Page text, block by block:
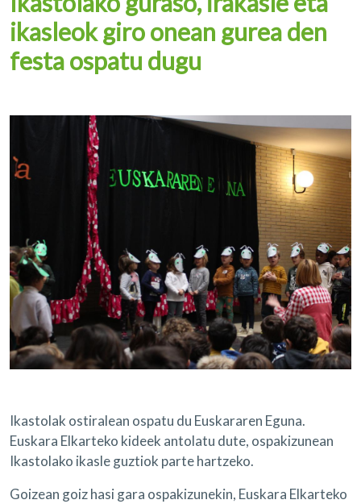
ikasleok giro onean gurea den
festa ospatu dugu
Ikastolak ostiralean ospatu du Euskararen Eguna.
Euskara Elkarteko kideek antolatu dute, ospakizunean
Ikastolako ikasle guztiok parte hartzeko.
Goizean goiz hasi gara ospakizunekin, Euskara Elkarteko